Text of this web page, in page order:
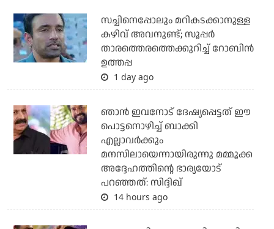
സച്ചിനെപ്പോലും മറികടക്കാനുള്ള
കഴിവ് അവനുണ്ട്; സൂപ്പര്‍
താരത്തെരത്തെക്കുറിച്ച് റോബിന്‍
ഉത്തപ്പ
1 day ago
ഞാന്‍ ഇവനോട് ദേഷ്യപ്പെട്ടത് ഈ
പൊട്ടനൊഴിച്ച് ബാക്കി
എല്ലാവര്‍ക്കും
മനസിലായെന്നായിരുന്നു മമ്മൂക്ക
അദ്ദേഹത്തിന്റെ ഭാര്യയോട്
പറഞ്ഞത്: സിദ്ദിഖ്
14 hours ago